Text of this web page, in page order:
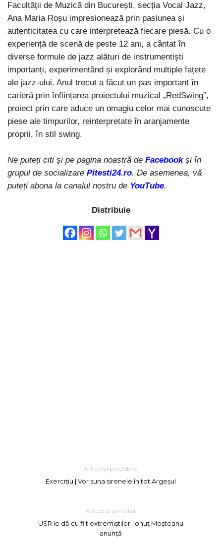
Facultății de Muzică din București, secția Vocal Jazz,
Ana Maria Roșu impresionează prin pasiunea și
autenticitatea cu care interpretează fiecare piesă. Cu o
experiență de scenă de peste 12 ani, a cântat în
diverse formule de jazz alături de instrumentiști
importanți, experimentând și explorând multiple fațete
ale jazz-ului. Anul trecut a făcut un pas important în
carieră prin înființarea proiectului muzical „RedSwing”,
proiect prin care aduce un omagiu celor mai cunoscute
piese ale timpurilor, reinterpretate în aranjamente
proprii, în stil swing.
Ne puteți citi și pe pagina noastră de Facebook și în
grupul de socializare Pitesti24.ro. De asemenea, vă
puteți abona la canalul nostru de YouTube.
Distribuie
Articolul precedent
Exercițiu | Vor suna sirenele în tot Argeșul
Articolul următor
USR le dă cu flit extremiștilor. Ionuț Moșteanu
anunță